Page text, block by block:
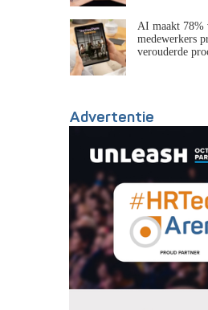
AI maakt 78%
medewerkers
verouderde
Advertentie